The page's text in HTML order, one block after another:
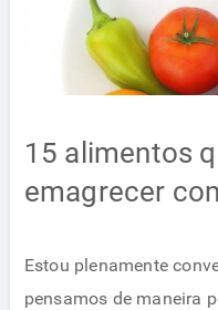
15 alimentos
emagrecer
Estou plenamente
pensamos de maneira